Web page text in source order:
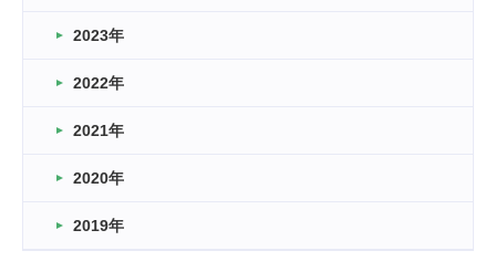
卒業・卒園の季節★
2026.03.11
緑ケ丘体育館
2022.11.03
緑ケ丘体育館
2023年
2022年
2021年
2020年
2019年